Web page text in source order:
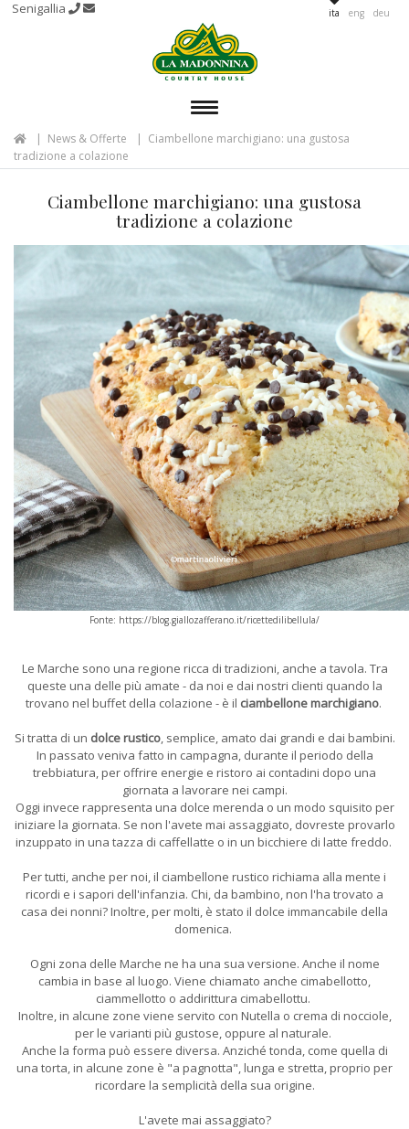
Senigallia ita eng deu
MENU
News & Offerte
Ciambellone marchigiano: una gustosa
tradizione a colazione
Ciambellone marchigiano: una gustosa
tradizione a colazione
Fonte: https://blog.giallozafferano.it/ricettedilibellula/
Le Marche sono una regione ricca di tradizioni, anche a tavola. Tra
queste una delle più amate - da noi e dai nostri clienti quando la
trovano nel buffet della colazione - è il ciambellone marchigiano.
Si tratta di un dolce rustico, semplice, amato dai grandi e dai bambini.
In passato veniva fatto in campagna, durante il periodo della
trebbiatura, per offrire energie e ristoro ai contadini dopo una
giornata a lavorare nei campi.
Oggi invece rappresenta una dolce merenda o un modo squisito per
iniziare la giornata. Se non l'avete mai assaggiato, dovreste provarlo
inzuppato in una tazza di caffellatte o in un bicchiere di latte freddo.
Per tutti, anche per noi, il ciambellone rustico richiama alla mente i
ricordi e i sapori dell'infanzia. Chi, da bambino, non l'ha trovato a
casa dei nonni? Inoltre, per molti, è stato il dolce immancabile della
domenica.
Ogni zona delle Marche ne ha una sua versione. Anche il nome
cambia in base al luogo. Viene chiamato anche cimabellotto,
ciammellotto o addirittura cimabellottu.
Inoltre, in alcune zone viene servito con Nutella o crema di nocciole,
per le varianti più gustose, oppure al naturale.
Anche la forma può essere diversa. Anziché tonda, come quella di
una torta, in alcune zone è "a pagnotta", lunga e stretta, proprio per
ricordare la semplicità della sua origine.
L'avete mai assaggiato?